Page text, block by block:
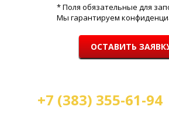
* Поля обязательные для
Мы гарантируем
ОСТАВИТЬ
+7 (383) 355-61-94